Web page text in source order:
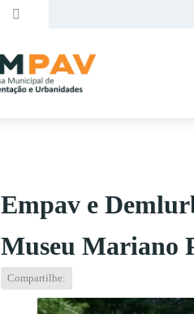
Empav e
Museu Mariano
Compartilhe: